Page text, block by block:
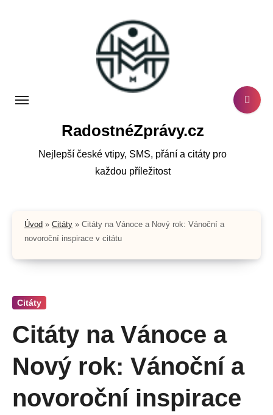
RadostnéZprávy.cz
Nejlepší české vtipy, SMS, přání a citáty pro
každou příležitost
Úvod » Citáty » Citáty na Vánoce a Nový rok: Vánoční a
novoroční inspirace v citátu
Citáty
Citáty na Vánoce a
Nový rok: Vánoční a
novoroční inspirace